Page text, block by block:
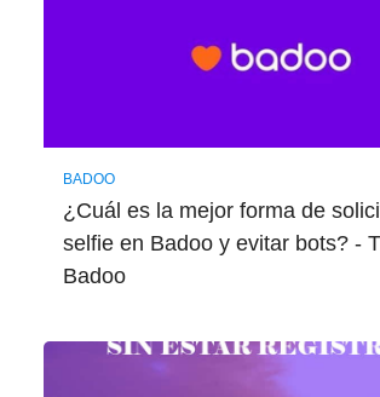
BADOO
¿Cuál es la mejor forma de
selfie en Badoo y evitar bots? -
Badoo